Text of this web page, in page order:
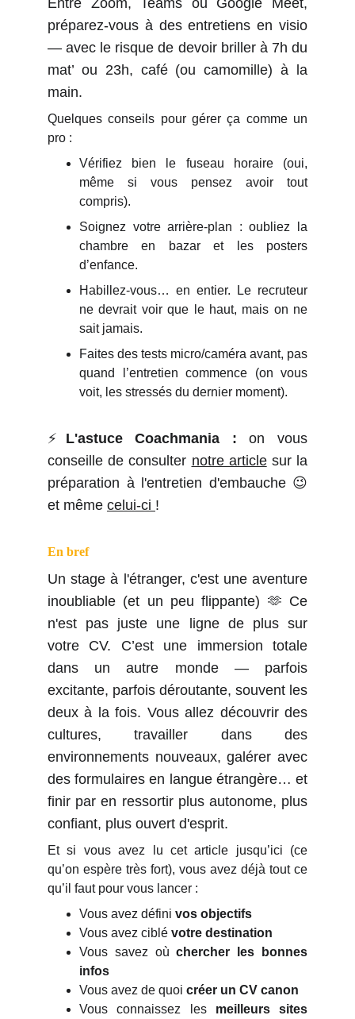
Entre Zoom, Teams ou Google Meet,
préparez-vous à des entretiens en visio
— avec le risque de devoir briller à 7h du
mat’ ou 23h, café (ou camomille) à la
main.
Quelques conseils pour gérer ça comme un
pro :
Vérifiez bien le fuseau horaire (oui,
même si vous pensez avoir tout
compris).
Soignez votre arrière-plan : oubliez la
chambre en bazar et les posters
d’enfance.
Habillez-vous… en entier. Le recruteur
ne devrait voir que le haut, mais on ne
sait jamais.
Faites des tests micro/caméra avant, pas
quand l’entretien commence (on vous
voit, les stressés du dernier moment).
⚡ L'astuce Coachmania :on vous
conseille de consulter notre articlesur la
préparation à l'entretien d'embauche 😉
et même celui-ci !
En bref
Un stage à l'étranger, c'est une aventure
inoubliable (et un peu flippante) 🫶 Ce
n'est pas juste une ligne de plus sur
votre CV. C’est une immersion totale
dans un autre monde — parfois
excitante, parfois déroutante, souvent les
deux à la fois. Vous allez découvrir des
cultures, travailler dans des
environnements nouveaux, galérer avec
des formulaires en langue étrangère… et
finir par en ressortir plus autonome, plus
confiant, plus ouvert d'esprit.
Et si vous avez lu cet article jusqu’ici (ce
qu’on espère très fort), vous avez déjà tout ce
qu’il faut pour vous lancer :
Vous avez défini vos objectifs
Vous avez ciblé votre destination
Vous savez oùchercher les bonnes
infos
Vous avez de quoi créer un CV canon
Vous connaissez les meilleurs sites